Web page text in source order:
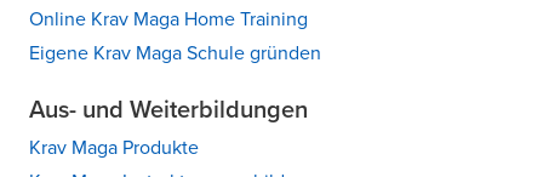
Online Krav Maga Home Training
Eigene Krav Maga Schule gründen
Aus- und Weiterbildungen
Krav Maga Produkte